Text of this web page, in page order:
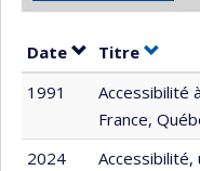
Date Trier par date
Titre Trier
1991
Accessibilité
France,
2024